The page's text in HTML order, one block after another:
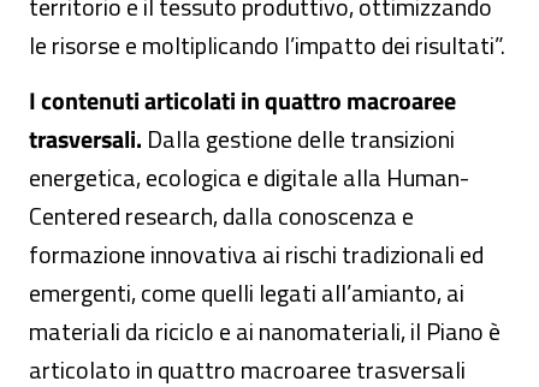
le risorse e moltiplicando l’impatto dei risultati”.
I contenuti articolati in quattro macroaree
trasversali. Dalla gestione delle transizioni
energetica, ecologica e digitale alla Human-
Centered research, dalla conoscenza e
formazione innovativa ai rischi tradizionali ed
emergenti, come quelli legati all’amianto, ai
materiali da riciclo e ai nanomateriali, il Piano è
articolato in quattro macroaree trasversali